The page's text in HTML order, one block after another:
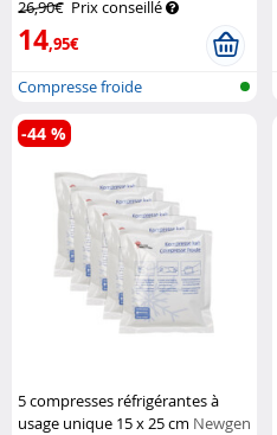
26,90€ Prix conseillé
14,95€
Compresse froide
5 compresses réfrigérantes à
usage unique 15 x 25 cm Newgen
-44 %